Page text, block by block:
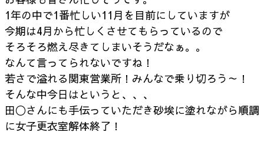
1年の中で1番忙しい11月を目前にしていますが
今期は4月から忙しくさせてもらっているので
そろそろ燃え尽きてしまいそうだなぁ。。
なんて言ってられないですね！
若さで溢れる関東営業所！みんなで乗り切ろう～！
そんな中今日はというと、、、
田◯さんにも手伝っていただき砂埃に塗れながら順調
に女子更衣室解体終了！